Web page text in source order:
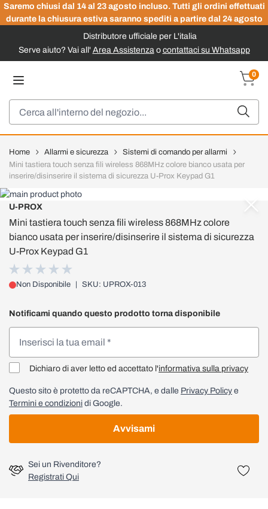
Saremo chiusi dal 14 al 23 agosto incluso. Tutti gli ordini effettuati
durante la chiusura estiva saranno spediti a partire dal 24 agosto
Distributore ufficiale per L'italia
Serve aiuto? Vai all' Area Assistenzao contattaci su Whatsapp
0
Home Allarmi e sicurezza
Sistemi di comando per allarmi
Mini tastiera touch senza fili wireless 868MHz colore bianco usata per
inserire/disinserire il sistema di sicurezza U-Prox Keypad G1
U-PROX
Mini tastiera touch senza fili wireless 868MHz colore
bianco usata per inserire/disinserire il sistema di sicurezza
U-Prox Keypad G1
Non Disponibile SKU: UPROX-013
Notificami quando questo prodotto torna disponibile
Dichiaro di aver letto ed accettato l'informativa sulla privacy
Questo sito è protetto da reCAPTCHA, e dalle Privacy Policy e
Termini e condizioni di Google.
Avvisami
Sei un Rivenditore?
Registrati Qui